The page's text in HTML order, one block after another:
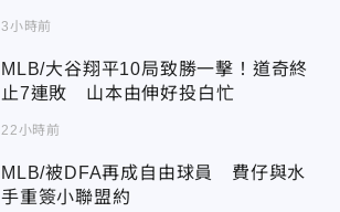
3小時前
MLB/大谷翔平10局致勝一擊！道奇終
止7連敗 山本由伸好投白忙
22小時前
MLB/被DFA再成自由球員 費仔與水
手重簽小聯盟約